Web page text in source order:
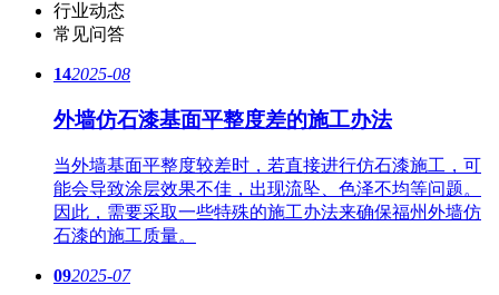
行业动态
常见问答
142025-08
外墙仿石漆基面平整度差的施工办法
当外墙基面平整度较差时，若直接进行仿石漆施工，可
能会导致涂层效果不佳，出现流坠、色泽不均等问题。
因此，需要采取一些特殊的施工办法来确保福州外墙仿
石漆的施工质量。
092025-07